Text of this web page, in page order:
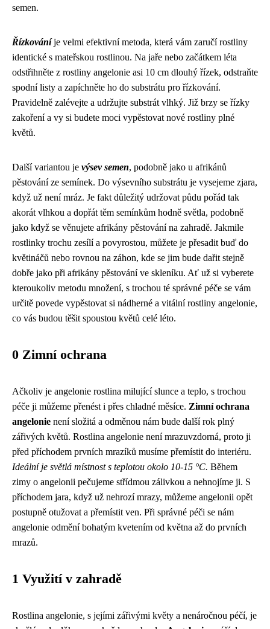
semen.
Řízkováníje velmi efektivní metoda, která vám zaručí rostliny
identické s mateřskou rostlinou. Na jaře nebo začátkem léta
odstřihněte z rostliny angelonie asi 10 cm dlouhý řízek, odstraňte
spodní listy a zapíchněte ho do substrátu pro řízkování.
Pravidelně zalévejte a udržujte substrát vlhký. Již brzy se řízky
zakoření a vy si budete moci vypěstovat nové rostliny plné
květů.
Další variantou je výsev semen, podobně jako u afrikánů
pěstováníze semínek. Do výsevního substrátu je vysejeme zjara,
když už není mráz. Je fakt důležitý udržovat půdu pořád tak
akorát vlhkou a dopřát těm semínkům hodně světla, podobně
jako když se věnujete afrikány pěstování na zahradě. Jakmile
rostlinky trochu zesílí a povyrostou, můžete je přesadit buď do
květináčů nebo rovnou na záhon, kde se jim bude dařit stejně
dobře jako při afrikány pěstování ve skleníku. Ať už si vyberete
kteroukoliv metodu množení, s trochou té správné péče se vám
určitě povede vypěstovat si nádherné a vitální rostliny angelonie,
co vás budou těšit spoustou květů celé léto.
0 Zimní ochrana
Ačkoliv je angelonie rostlina milující slunce a teplo, s trochou
péče ji můžeme přenést i přes chladné měsíce. Zimní ochrana
angelonie není složitá a odměnou nám bude další rok plný
zářivých květů. Rostlina angelonie není mrazuvzdorná, proto ji
před příchodem prvních mrazíků musíme přemístit do interiéru.
Ideální je světlá místnost s teplotou okolo 10-15 °C. Během
zimy o angelonii pečujeme střídmou zálivkou a nehnojíme ji. S
příchodem jara, když už nehrozí mrazy, můžeme angelonii opět
postupně otužovat a přemístit ven. Při správné péči se nám
angelonie odmění bohatým kvetením od května až do prvních
mrazů.
1 Využití v zahradě
Rostlina angelonie, s jejími zářivými květy a nenáročnou péčí, je